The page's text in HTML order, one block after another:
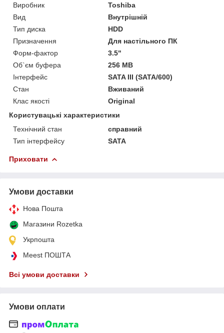
Виробник
Toshiba
Вид
Внутрішній
Тип диска
HDD
Призначення
Для настільного ПК
Форм-фактор
3.5"
Об`єм буфера
256 MB
Інтерфейс
SATA III (SATA/600)
Стан
Вживаний
Клас якості
Original
Користувацькі характеристики
Технічний стан
справний
Тип інтерфейсу
SATA
Приховати
Умови доставки
Нова Пошта
Магазини Rozetka
Укрпошта
Meest ПОШТА
Всі умови доставки
Умови оплати